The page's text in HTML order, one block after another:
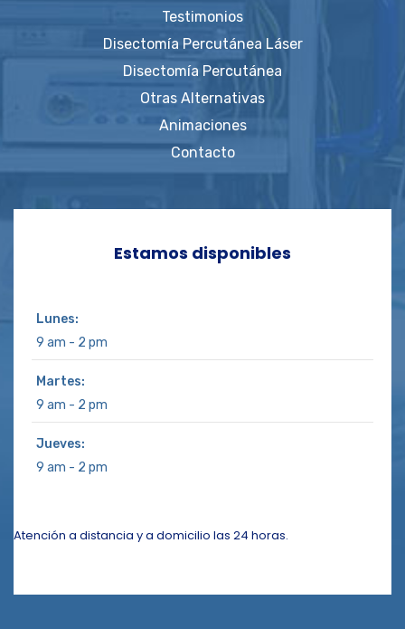
Testimonios
Disectomía Percutánea Láser
Disectomía Percutánea
Otras Alternativas
Animaciones
Contacto
Estamos disponibles
Lunes:
9 am - 2 pm
Martes:
9 am - 2 pm
Jueves:
9 am - 2 pm
Atención a distancia y a domicilio las 24 horas.